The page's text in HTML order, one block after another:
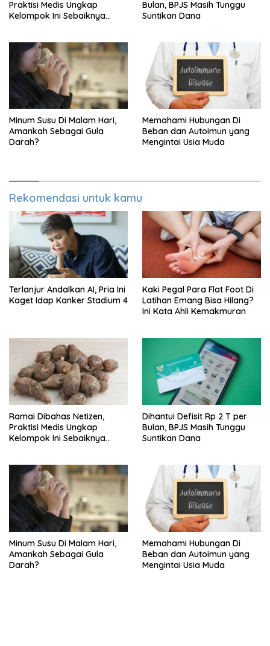
Praktisi Medis Ungkap
Kelompok Ini Sebaiknya
Bulan, BPJS Masih Tunggu
Suntikan Dana
Minum Susu Di Malam Hari,
Amankah Sebagai Gula
Darah?
Memahami Hubungan Di
Beban dan Autoimun yang
Mengintai Usia Muda
Rekomendasi untuk kamu
Terlanjur Andalkan AI, Pria Ini
Kaget Idap Kanker Stadium 4
Kaki Pegal Para Flat Foot Di
Latihan Emang Bisa Hilang?
Ini Kata Ahli Kemakmuran
Ramai Dibahas Netizen,
Praktisi Medis Ungkap
Kelompok Ini Sebaiknya
Dihantui Defisit Rp 2 T per
Bulan, BPJS Masih Tunggu
Suntikan Dana
Minum Susu Di Malam Hari,
Amankah Sebagai Gula
Darah?
Memahami Hubungan Di
Beban dan Autoimun yang
Mengintai Usia Muda